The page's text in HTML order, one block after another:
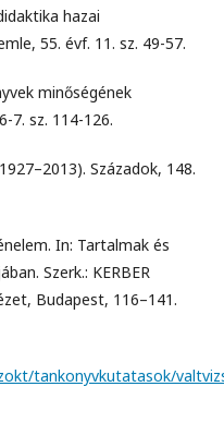
hazai
55. évf. 11. sz. 49-57.
minőségének
7. sz. 114-126.
Századok, 148.
In: Tartalmak és
Szerk.: KERBER
Budapest, 116–141.
tankonyvkutatasok/